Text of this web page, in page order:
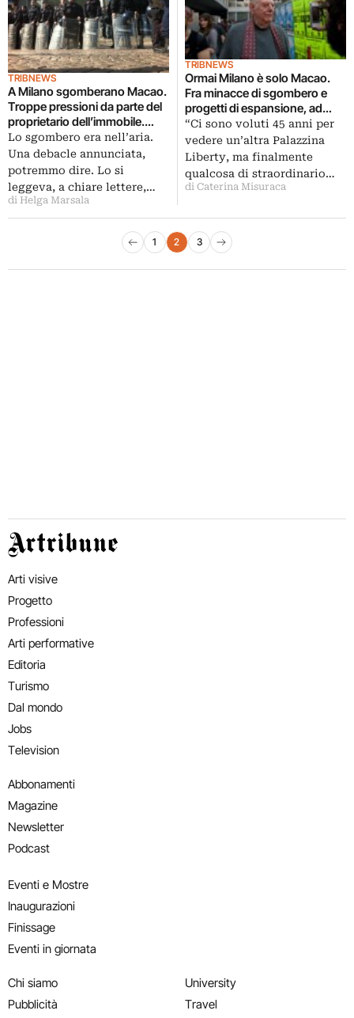
TRIBNEWS
A Milano sgomberano Macao.
Troppe pressioni da parte del
proprietario dell’immobile.
Salvatore Ligresti si riprende la
torre Galfa. E ora che faranno i
Lavoratori dell’Arte?
Lo sgombero era nell’aria.
Una debacle annunciata,
potremmo dire. Lo si
leggeva, a chiare lettere,…
di Helga Marsala
TRIBNEWS
Ormai Milano è solo Macao.
Fra minacce di sgombero e
progetti di espansione, ad
arringare gli occupanti arriva
un nostalgico Dario Fo…
“Ci sono voluti 45 anni per
vedere un’altra Palazzina
Liberty, ma finalmente
qualcosa di straordinario…
di Caterina Misuraca
Paginazione degli articoli
Pagina precedente
1 2 3
Pagina successiva
Artribune
Arti visive
Progetto
Professioni
Arti performative
Editoria
Turismo
Dal mondo
Jobs
Television
Abbonamenti
Magazine
Newsletter
Podcast
Eventi e Mostre
Inaugurazioni
Finissage
Eventi in giornata
Chi siamo
Pubblicità
University
Travel